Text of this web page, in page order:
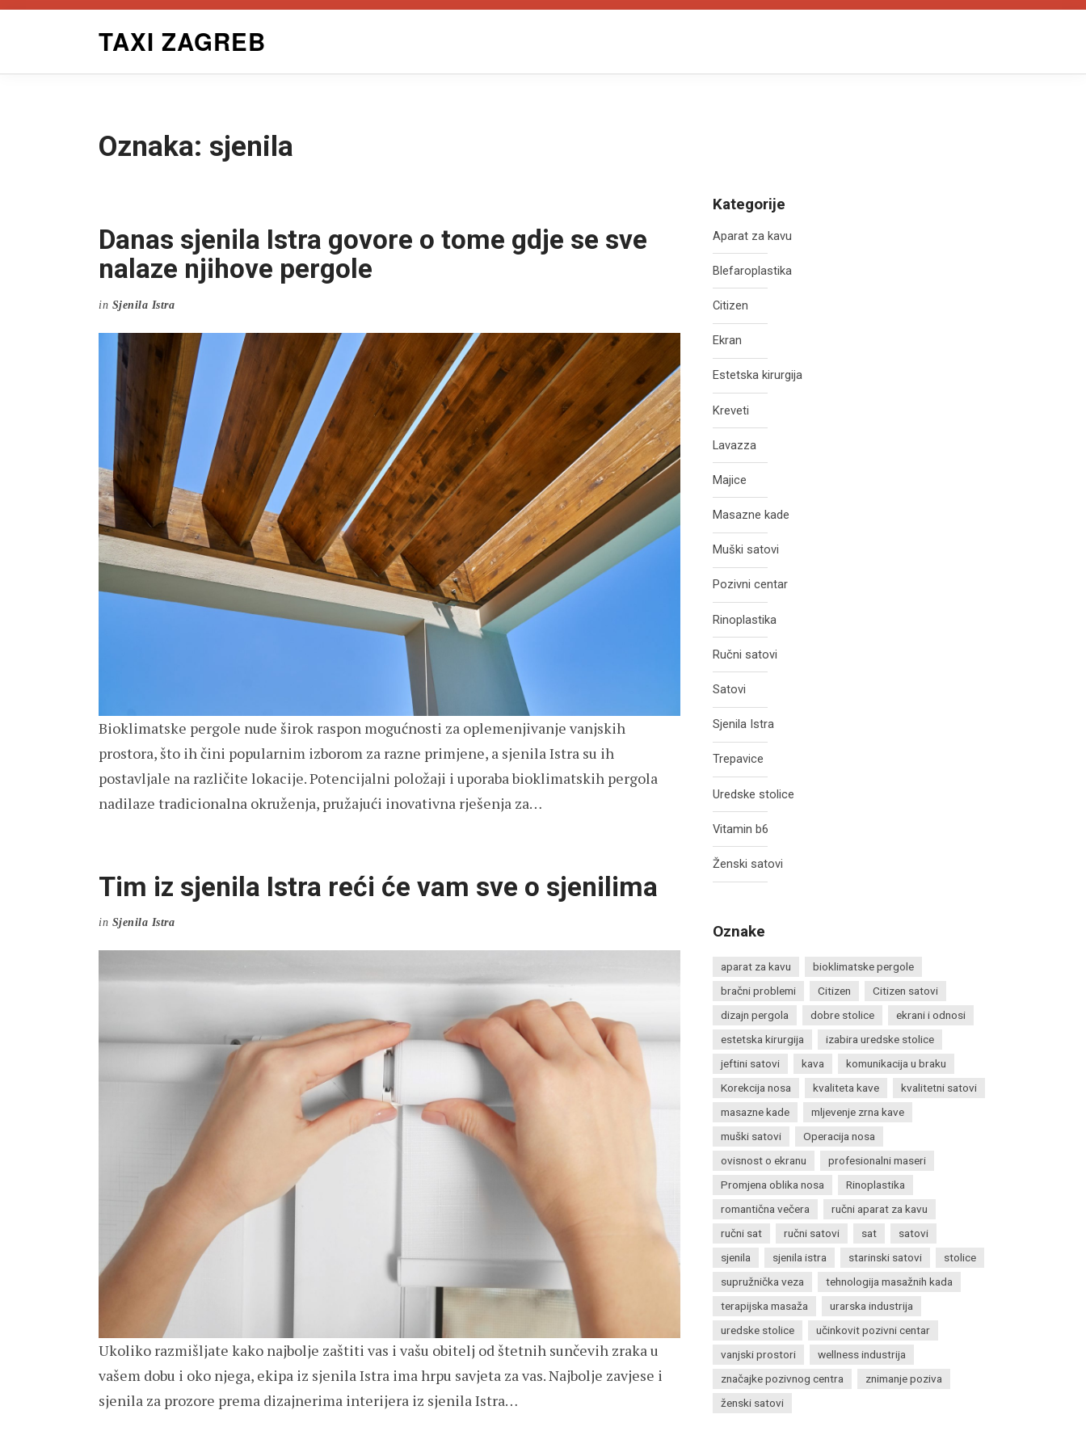
TAXI ZAGREB
Oznaka: sjenila
Danas sjenila Istra govore o tome gdje se sve
nalaze njihove pergole
in Sjenila Istra
Bioklimatske pergole nude širok raspon mogućnosti za oplemenjivanje vanjskih
prostora, što ih čini popularnim izborom za razne primjene, a sjenila Istra su ih
postavljale na različite lokacije. Potencijalni položaji i uporaba bioklimatskih pergola
nadilaze tradicionalna okruženja, pružajući inovativna rješenja za…
Tim iz sjenila Istra reći će vam sve o sjenilima
in Sjenila Istra
Ukoliko razmišljate kako najbolje zaštiti vas i vašu obitelj od štetnih sunčevih zraka u
vašem dobu i oko njega, ekipa iz sjenila Istra ima hrpu savjeta za vas. Najbolje zavjese i
sjenila za prozore prema dizajnerima interijera iz sjenila Istra…
Kategorije
Aparat za kavu
Blefaroplastika
Citizen
Ekran
Estetska kirurgija
Kreveti
Lavazza
Majice
Masazne kade
Muški satovi
Pozivni centar
Rinoplastika
Ručni satovi
Satovi
Sjenila Istra
Trepavice
Uredske stolice
Vitamin b6
Ženski satovi
Oznake
aparat za kavu
bioklimatske pergole
bračni problemi
Citizen
Citizen satovi
dizajn pergola
dobre stolice
ekrani i odnosi
estetska kirurgija
izabira uredske stolice
jeftini satovi
kava
komunikacija u braku
Korekcija nosa
kvaliteta kave
kvalitetni satovi
masazne kade
mljevenje zrna kave
muški satovi
Operacija nosa
ovisnost o ekranu
profesionalni maseri
Promjena oblika nosa
Rinoplastika
romantična večera
ručni aparat za kavu
ručni sat
ručni satovi sat
satovi
sjenila
sjenila istra starinski satovi
stolice
supružnička veza
tehnologija masažnih kada
terapijska masaža
urarska industrija
uredske stolice
učinkovit pozivni centar
vanjski prostori
wellness industrija
značajke pozivnog centra
znimanje poziva
ženski satovi